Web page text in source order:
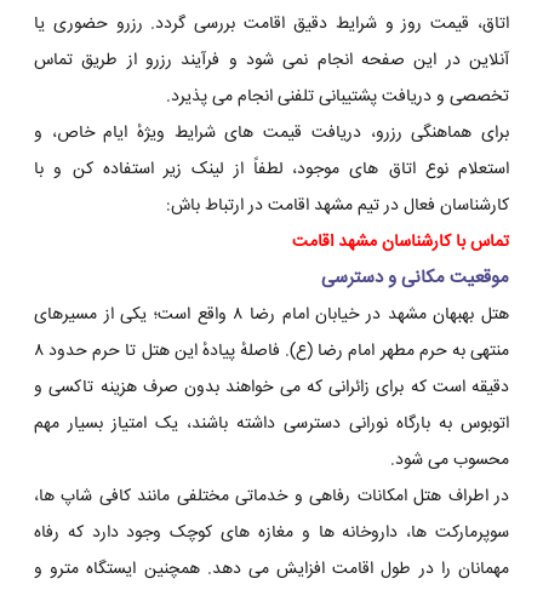
اتاق، قیمت روز و شرایط دقیق اقامت بررسی گردد. رزرو حضوری یا
آنلاین در این صفحه انجام نمی شود و فرآیند رزرو از طریق تماس
تخصصی و دریافت پشتیبانی تلفنی انجام می پذیرد.
برای هماهنگی رزرو، دریافت قیمت های شرایط ویژهٔ ایام خاص، و
استعلام نوع اتاق های موجود، لطفاً از لینک زیر استفاده کن و با
کارشناسان فعال در تیم مشهد اقامت در ارتباط باش:
تماس با کارشناسان مشهد اقامت
موقعیت مکانی و دسترسی
هتل بهبهان مشهد در خیابان امام رضا ۸ واقع است؛ یکی از مسیرهای
منتهی به حرم مطهر امام رضا (ع). فاصلهٔ پیادهٔ این هتل تا حرم حدود ۸
دقیقه است که برای زائرانی که می خواهند بدون صرف هزینه تاکسی و
اتوبوس به بارگاه نورانی دسترسی داشته باشند، یک امتیاز بسیار مهم
محسوب می شود.
در اطراف هتل امکانات رفاهی و خدماتی مختلفی مانند کافی شاپ ها،
سوپرمارکت ها، داروخانه ها و مغازه های کوچک وجود دارد که رفاه
مهمانان را در طول اقامت افزایش می دهد. همچنین ایستگاه مترو و